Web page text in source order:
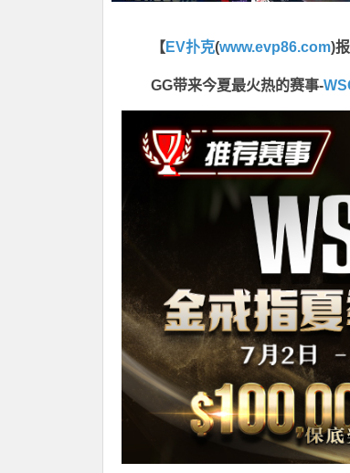
【 EV扑克(www.evp86.com)报
GG带来今夏最火热的赛事-